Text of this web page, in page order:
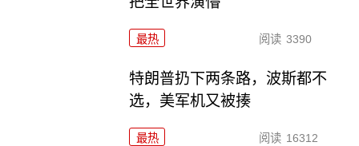
最热 阅读 3390
特朗普扔下两条路，波斯都不
选，美军机又被揍
最热 阅读 16312